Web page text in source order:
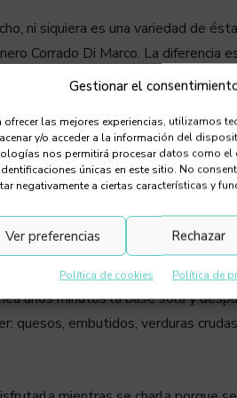
Gestionar el
ofrecer las mejores experiencias, utilizamos
y/o acceder a la información del
nos permitirá procesar datos como el
únicas en este sitio. No
negativamente a ciertas características y
Rechazar
Ver preferencias
Política de cookies Política de
ni siquiera es una variedad de
Corrado Di Marco. La diferencia
arroz, con aceite de oliva virgen
es una base más ligera, más
una pizza tradicional napolitana
eléctrico a una temperatura
o a la piedra.
y diferenciadoras de la pinsa.
unos minutos la base sola y
quesos, embutidos, verduras